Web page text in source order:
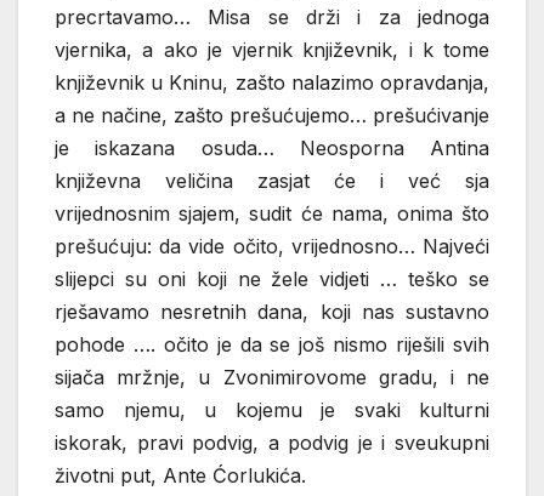
precrtavamo… Misa se drži i za jednoga
vjernika, a ako je vjernik književnik, i k tome
književnik u Kninu, zašto nalazimo opravdanja,
a ne načine, zašto prešućujemo… prešućivanje
je iskazana osuda… Neosporna Antina
književna veličina zasjat će i već sja
vrijednosnim sjajem, sudit će nama, onima što
prešućuju: da vide očito, vrijednosno… Najveći
slijepci su oni koji ne žele vidjeti … teško se
rješavamo nesretnih dana, koji nas sustavno
pohode …. očito je da se još nismo riješili svih
sijača mržnje, u Zvonimirovome gradu, i ne
samo njemu, u kojemu je svaki kulturni
iskorak, pravi podvig, a podvig je i sveukupni
životni put, Ante Ćorlukića.